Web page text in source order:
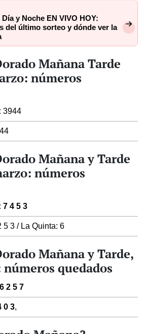
y Noche EN VIVO HOY:
del último sorteo y dónde ver la
Mañana Tarde
números
3944
Mañana y Tarde
números
4 5 3
5 3 / La Quinta: 6
Mañana y Tarde,
quedados
6 2 5 7
0 3,